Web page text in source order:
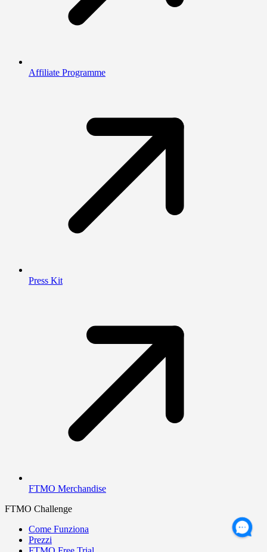
Affiliate Programme
Press Kit
FTMO Merchandise
FTMO Challenge
Come Funziona
Prezzi